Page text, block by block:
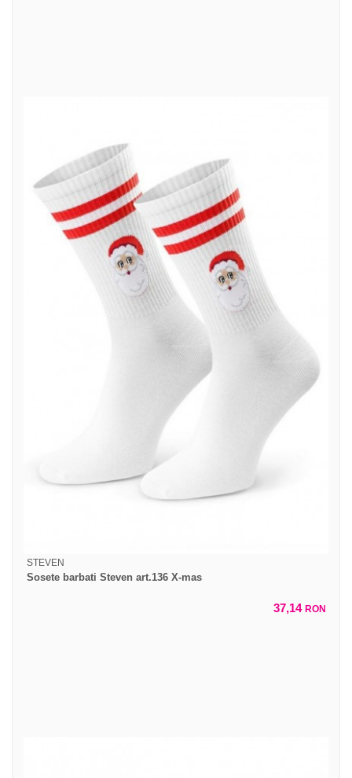
STEVEN
Sosete barbati Steven art.136 X-mas
37,14 RON